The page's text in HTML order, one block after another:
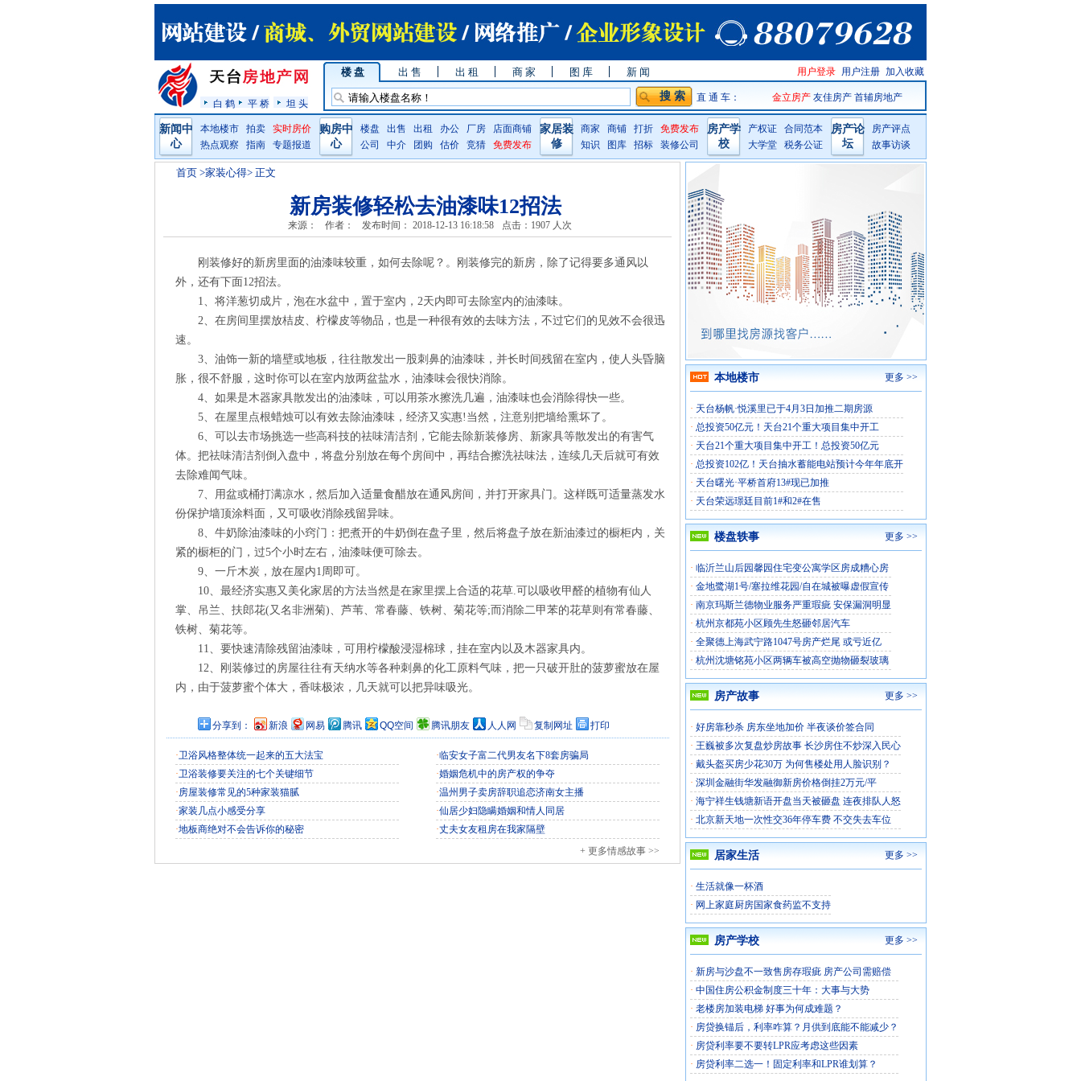
白 鹤 平 桥 坦 头
楼 盘 出 售 出 租 商 家 图 库 新 闻 加入收藏
用户注册
用户登录
网手机版
直 通 车： 金立房产 友佳房产 首辅房地产
新闻中
心
本地楼市 拍卖
实时房价
热点观察
指南 专题报道
购房中
心
楼盘 出售 出租 办公 厂房
店面商铺
公司
中介 团购 估价 竞猜 免费发布
家居装
修
商家 商铺 打折
免费发布
知识
图库 招标 装修公司
房产学
校
产权证
合同范本
大学堂
税务公证
房产论
坛
房产评点
故事访谈
首页 >家装心得> 正文
新房装修轻松去油漆味12招法
来源： 作者： 发布时间： 2018-12-13 16:18:58 点击： 1907 人次
刚装修好的新房里面的油漆味较重，如何去除呢？。刚装修完的新房，除了记得要多通风以
外，还有下面12招法。
1、将洋葱切成片，泡在水盆中，置于室内，2天内即可去除室内的油漆味。
2、在房间里摆放桔皮、柠檬皮等物品，也是一种很有效的去味方法，不过它们的见效不会很迅
速。
3、油饰一新的墙壁或地板，往往散发出一股刺鼻的油漆味，并长时间残留在室内，使人头昏脑
胀，很不舒服，这时你可以在室内放两盆盐水，油漆味会很快消除。
4、如果是木器家具散发出的油漆味，可以用茶水擦洗几遍，油漆味也会消除得快一些。
5、在屋里点根蜡烛可以有效去除油漆味，经济又实惠!当然，注意别把墙给熏坏了。
6、可以去市场挑选一些高科技的祛味清洁剂，它能去除新装修房、新家具等散发出的有害气
体。把祛味清洁剂倒入盘中，将盘分别放在每个房间中，再结合擦洗祛味法，连续几天后就可有效
去除难闻气味。
7、用盆或桶打满凉水，然后加入适量食醋放在通风房间，并打开家具门。这样既可适量蒸发水
份保护墙顶涂料面，又可吸收消除残留异味。
8、牛奶除油漆味的小窍门：把煮开的牛奶倒在盘子里，然后将盘子放在新油漆过的橱柜内，关
紧的橱柜的门，过5个小时左右，油漆味便可除去。
9、一斤木炭，放在屋内1周即可。
10、最经济实惠又美化家居的方法当然是在家里摆上合适的花草.可以吸收甲醛的植物有仙人
掌、吊兰、扶郎花(又名非洲菊)、芦苇、常春藤、铁树、菊花等;而消除二甲苯的花草则有常春藤、
铁树、菊花等。
11、要快速清除残留油漆味，可用柠檬酸浸湿棉球，挂在室内以及木器家具内。
12、刚装修过的房屋往往有天纳水等各种刺鼻的化工原料气味，把一只破开肚的菠萝蜜放在屋
内，由于菠萝蜜个体大，香味极浓，几天就可以把异味吸光。
分享到： 新浪 网易 腾讯 QQ空间 腾讯朋友 人人网 复制网址 打印
·卫浴风格整体统一起来的五大法宝
·卫浴装修要关注的七个关键细节
·房屋装修常见的5种家装猫腻
·家装几点小感受分享
·地板商绝对不会告诉你的秘密
·临安女子富二代男友名下8套房骗局
·婚姻危机中的房产权的争夺
·温州男子卖房辞职追恋济南女主播
·仙居少妇隐瞒婚姻和情人同居
·丈夫女友租房在我家隔壁
+ 更多情感故事 >>
本地楼市 更多 >>
· 天台杨帆·悦溪里已于4月3日加推二期房源
· 总投资50亿元！天台21个重大项目集中开工
· 天台21个重大项目集中开工！总投资50亿元
· 总投资102亿！天台抽水蓄能电站预计今年年底开
· 天台曙光·平桥首府13#现已加推
· 天台荣远璟廷目前1#和2#在售
楼盘轶事 更多 >>
· 临沂兰山后园馨园住宅变公寓学区房成糟心房
· 金地鹭湖1号/塞拉维花园/自在城被曝虚假宣传
· 南京玛斯兰德物业服务严重瑕疵 安保漏洞明显
· 杭州京都苑小区顾先生怒砸邻居汽车
· 全聚德上海武宁路1047号房产烂尾 或亏近亿
· 杭州沈塘铭苑小区两辆车被高空抛物砸裂玻璃
房产故事 更多 >>
· 好房靠秒杀 房东坐地加价 半夜谈价签合同
· 王巍被多次复盘炒房故事 长沙房住不炒深入民心
· 戴头盔买房少花30万 为何售楼处用人脸识别？
· 深圳金融街华发融御新房价格倒挂2万元/平
· 海宁祥生钱塘新语开盘当天被砸盘 连夜排队人怒
· 北京新天地一次性交36年停车费 不交失去车位
居家生活 更多 >>
· 生活就像一杯酒
· 网上家庭厨房国家食药监不支持
房产学校 更多 >>
· 新房与沙盘不一致售房存瑕疵 房产公司需赔偿
· 中国住房公积金制度三十年：大事与大势
· 老楼房加装电梯 好事为何成难题？
· 房贷换锚后，利率咋算？月供到底能不能减少？
· 房贷利率要不要转LPR应考虑这些因素
· 房贷利率二选一！固定利率和LPR谁划算？